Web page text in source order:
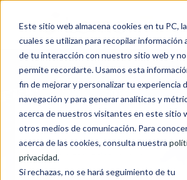
Este sitio web almacena cookies en tu PC,
cuales se utilizan para recopilar información
de tu interacción con nuestro sitio web y
permite recordarte. Usamos esta
fin de mejorar y personalizar tu experiencia
navegación y para generar analíticas y
acerca de nuestros visitantes en este sitio
otros medios de comunicación. Para
acerca de las cookies, consulta nuestra
privacidad.
Si rechazas, no se hará seguimiento de tu